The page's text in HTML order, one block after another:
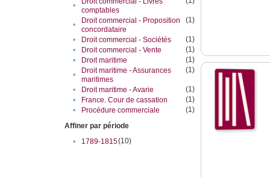
•
comptables
•
Droit commercial - Proposition
concordataire
(1)
• Droit commercial - Sociétés
(1)
•
Droit commercial - Vente
(1)
•
Droit maritime
(1)
•
Droit maritime - Assurances
maritimes
(1)
• Droit maritime - Avarie
(1)
•
France. Cour de cassation
(1)
•
Procédure commerciale
(1)
Affiner par période
•
1789-1815(10)